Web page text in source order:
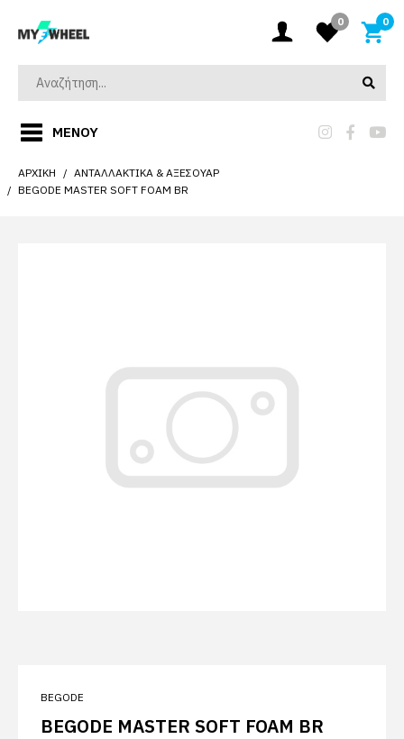
0 0
ΜΕΝΟΎ
ΑΡΧΙΚΉ
ΑΝΤΑΛΛΑΚΤΙΚΆ & ΑΞΕΣΟΥΆΡ
BEGODE MASTER SOFT FOAM BR
BEGODE
BEGODE MASTER SOFT FOAM BR